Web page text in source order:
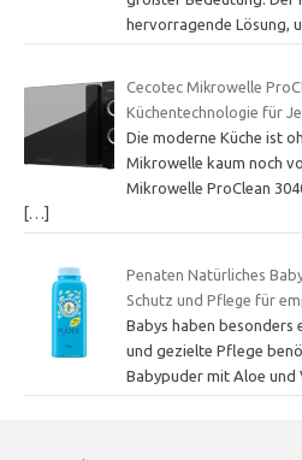
hervorragende Lösung,
Cecotec Mikrowelle
Küchentechnologie für
Die moderne Küche ist
Mikrowelle kaum noch
Mikrowelle ProClean
[…]
Penaten Natürliches
Schutz und Pflege für
Babys haben besonders
und gezielte Pflege
Babypuder mit Aloe und